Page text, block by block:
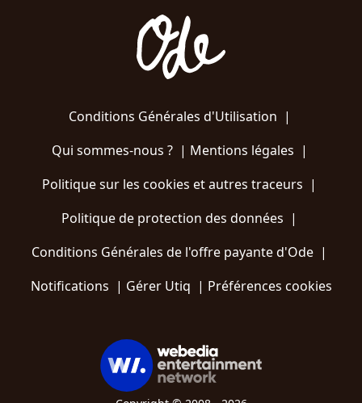
Conditions Générales d'Utilisation |
Qui sommes-nous ?| Mentions légales |
Politique sur les cookies et autres traceurs |
Politique de protection des données |
Conditions Générales de l'offre payante d'Ode |
Notifications | Gérer Utiq | Préférences cookies